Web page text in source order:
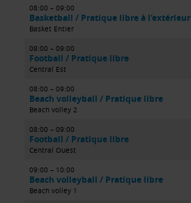
08:00 – 09:00
Basketball / Pratique libre à l'extérieur
Basket Entier
08:00 – 09:00
Football / Pratique libre
Central Est
08:00 – 09:00
Beach volleyball / Pratique libre
Beach volley 2
08:00 – 09:00
Football / Pratique libre
Central Ouest
09:00 – 10:00
Beach volleyball / Pratique libre
Beach volley 1